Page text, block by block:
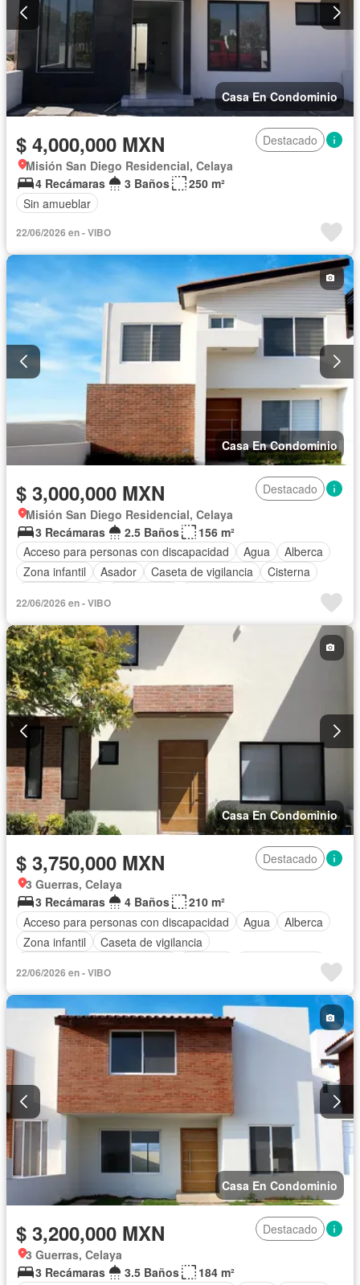
Casa En Condominio
$ 4,000,000 MXN
Destacado
Misión San Diego Residencial, Celaya
4 Recámaras
3 Baños
250 m²
Sin amueblar
22/06/2026 en - VIBO
Casa En Condominio
$ 3,000,000 MXN
Destacado
Misión San Diego Residencial, Celaya
3 Recámaras
2.5 Baños
156 m²
Acceso para personas con discapacidad
Agua
Alberca
Zona infantil
Asador Caseta de vigilancia
Cisterna
Gas natural
Internet
Sala polivalente
Seguridad Televisión por cable
Wifi
Zonas verdes
Sin amueblar
22/06/2026 en - VIBO
Casa En Condominio
$ 3,750,000 MXN
Destacado
3 Guerras, Celaya
3 Recámaras
4 Baños
210 m²
Acceso para personas con discapacidad
Agua
Alberca
Zona infantil
Caseta de vigilancia
Electricidad
Estacionamiento
Azotea
Sala polivalente
Seguridad
Televisión por cable
Terraza
Vista panorámica
Wifi Zonas verdes Sin amueblar
22/06/2026 en - VIBO
Casa En Condominio
$ 3,200,000 MXN
Destacado
3 Guerras, Celaya
3 Recámaras
3.5 Baños
184 m²